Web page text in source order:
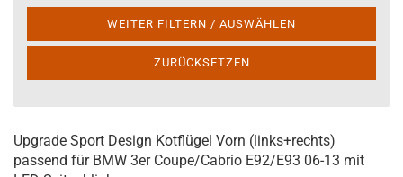
WEITER FILTERN / AUSWÄHLEN
ZURÜCKSETZEN
Upgrade Sport Design Kotflügel Vorn (links+rechts)
passend für BMW 3er Coupe/Cabrio E92/E93 06-13 mit